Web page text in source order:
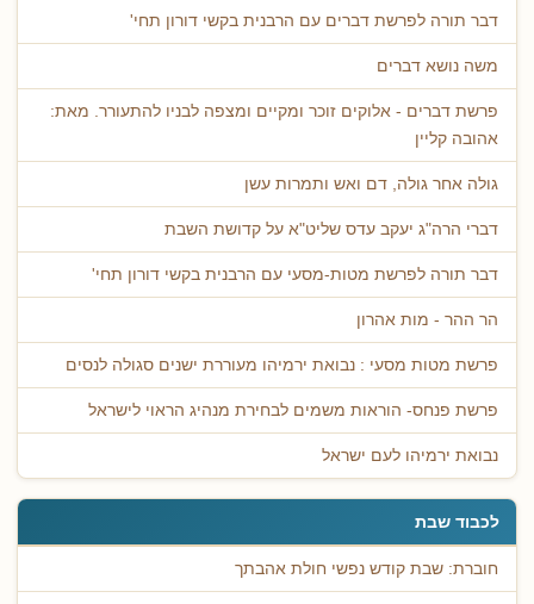
דבר תורה לפרשת דברים עם הרבנית בקשי דורון תחי'
משה נושא דברים
פרשת דברים - אלוקים זוכר ומקיים ומצפה לבניו להתעורר. מאת:
אהובה קליין
גולה אחר גולה, דם ואש ותמרות עשן
דברי הרה"ג יעקב עדס שליט"א על קדושת השבת
דבר תורה לפרשת מטות-מסעי עם הרבנית בקשי דורון תחי'
הר ההר - מות אהרון
פרשת מטות מסעי : נבואת ירמיהו מעוררת ישנים סגולה לנסים
פרשת פנחס- הוראות משמים לבחירת מנהיג הראוי לישראל
נבואת ירמיהו לעם ישראל
לכבוד שבת
חוברת: שבת קודש נפשי חולת אהבתך